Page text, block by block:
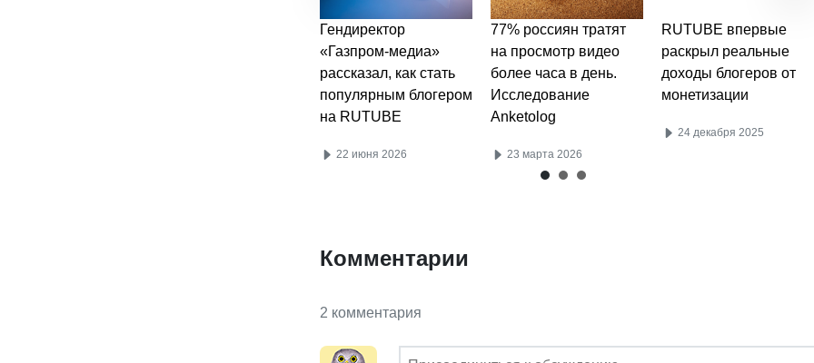
Гендиректор
«Газпром-медиа»
рассказал, как стать
популярным блогером
на RUTUBE
22 июня 2026
77% россиян тратят
на просмотр видео
более часа в день.
Исследование
Anketolog
23 марта 2026
RUTUBE впервые
раскрыл реальные
доходы блогеров от
монетизации
24 декабря 2025
Комментарии
2 комментария